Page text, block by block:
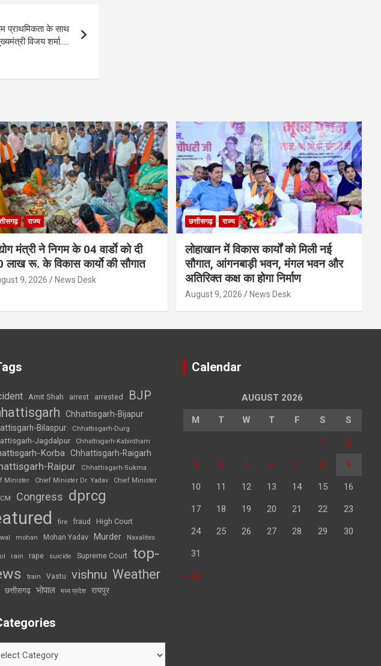
प्राथमिकता के साथ
विजय शर्मा…..
राज्य
मंत्री ने निगम के 04 वार्डाे को दी
लाख रू. के विकास कार्याे की सौगात
9, 2026 News Desk
छत्तीसगढ़ राज्य
लोहाखान में विकास कार्यों को मिली नई
सौगात, आंगनबाड़ी भवन, मंगल भवन और
अतिरिक्त कक्ष का होगा निर्माण
August 9, 2026 News Desk
Amit Shah arrest arrested BJP
Chhattisgarh-Bijapur
Bilaspur
Chhattisgarh-Durg
Jagdalpur Chhattisgarh-Kabirdham
Korba Chhattisgarh-Raigarh
Raipur
Chhattisgarh-Sukma
Minister
Chief Minister Dr. Yadav Chief Minister
CM Congress dprcg
fire fraud High Court
mohan Mohan Yadav Murder Naxalites
rain rape suicide Supreme Court top-
train Vastu vishnu Weather
छत्तीसगढ़ भोपाल मध्य प्रदेश रायपुर
Calendar
AUGUST 2026
M T W T F S S
1 2
3 4 5 6 7 8 9
10 11 12 13 14 15 16
17 18 19 20 21 22 23
24 25 26 27 28 29 30
31
« Jul